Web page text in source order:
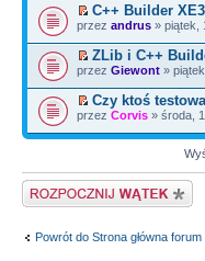
C++ Builder
przez andrus » piątek,
ZLib i C++
przez Giewont »
Czy ktoś
przez Corvis » środa,
Napisz wątek
Powrót do Strona główna forum